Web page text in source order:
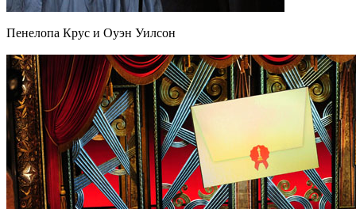
Пенелопа Крус и Оуэн Уилсон